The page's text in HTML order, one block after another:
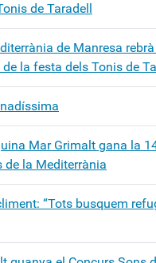
de Taradell
de Manresa
la festa dels Tonis de
Mar Grimalt gana la
de la Mediterrània
“Tots busquem